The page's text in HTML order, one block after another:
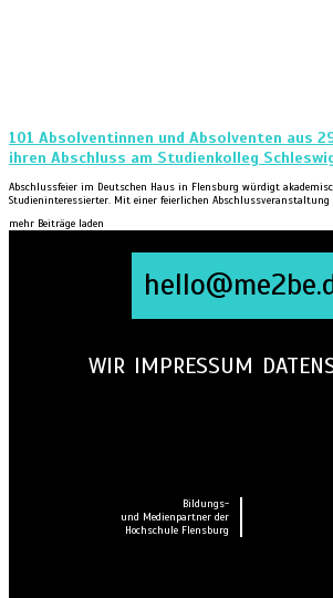
101 Absolventinnen und Absolventen aus
ihren Abschluss am Studienkolleg
Abschlussfeier im Deutschen Haus in Flensburg würdigt
Studieninteressierter. Mit einer feierlichen Abschlussveranstaltung
mehr Beiträge laden
WIR IMPRESSUM
Bildungs-
und Medienpartner der
Hochschule Flensburg